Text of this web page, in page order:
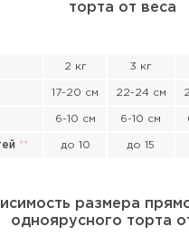
торта от веса
2 кг 3 кг
17-20 см 22-24 см
6-10 см 6-10 см
** до 10 до 15
размера
одноярусного торта